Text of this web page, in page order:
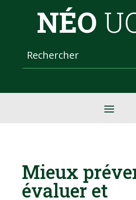
NÉO
Mieux
évaluer et